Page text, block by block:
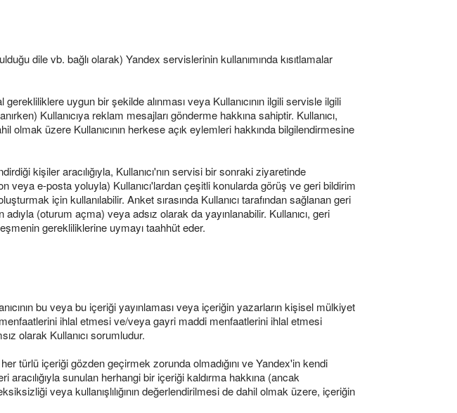
dile vb. bağlı olarak) Yandex servislerinin kullanımında kısıtlamalar
uygun bir şekilde alınması veya Kullanıcının ilgili servisle ilgili
Kullanıcıya reklam mesajları gönderme hakkına sahiptir. Kullanıcı,
olmak üzere Kullanıcının herkese açık eylemleri hakkında bilgilendirmesine
kişiler aracılığıyla, Kullanıcı'nın servisi bir sonraki ziyaretinde
veya e-posta yoluyla) Kullanıcı'lardan çeşitli konularda görüş ve geri bildirim
için kullanılabilir. Anket sırasında Kullanıcı tarafından sağlanan geri
(oturum açma) veya adsız olarak da yayınlanabilir. Kullanıcı, geri
gerekliliklerine uymayı taahhüt eder.
bu veya bu içeriği yayınlaması veya içeriğin yazarların kişisel mülkiyet
ihlal etmesi ve/veya gayri maddi menfaatlerini ihlal etmesi
olarak Kullanıcı sorumludur.
her türlü içeriği gözden geçirmek zorunda olmadığını ve Yandex'in kendi
sunulan herhangi bir içeriği kaldırma hakkına (ancak
veya kullanışlılığının değerlendirilmesi de dahil olmak üzere, içeriğin